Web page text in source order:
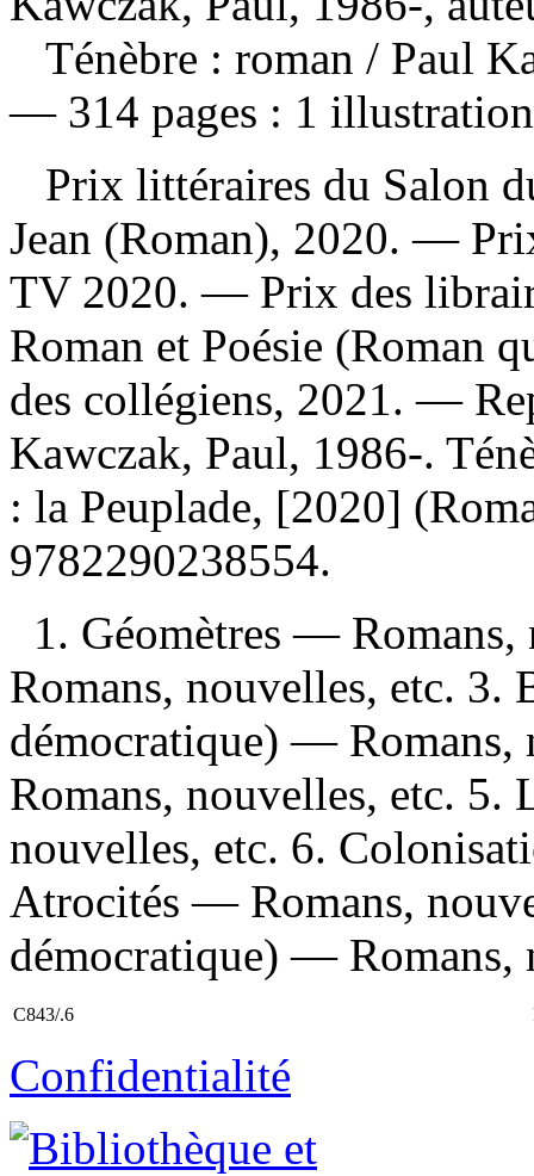
Ténèbre : roman / Paul
— 314 pages : 1
Prix littéraires du Salon
Jean (Roman), 2020. —
TV 2020. — Prix des
Roman et Poésie (Roman
des collégiens, 2021. —
Kawczak, Paul, 1986-.
: la Peuplade, [2020]
9782290238554.
1. Géomètres —
Romans, nouvelles, etc.
démocratique) —
Romans, nouvelles, etc.
nouvelles, etc. 6.
Atrocités — Romans,
démocratique) — Romans,
C843/.6
Confidentialité